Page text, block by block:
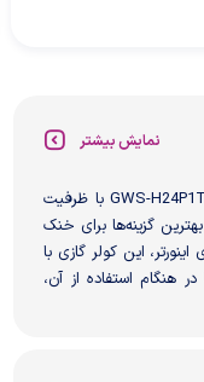
نمایش بیشتر
معرفیکولر گازی 24 هزار اینورتر گرین مدل GWS-H24P1T1A با ظرفیت
گزینه‌ها برای خنک
این کولر گازی با
هنگام استفاده از آن،